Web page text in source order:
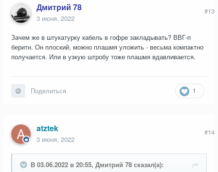
Дмитрий 78
3 июня, 2022
#13
Зачем же в штукатурку кабель в гофре закладывать? ВВГ-п
беритн. Он плоский, можно плашмя уложить - весьма компактно
получается. Или в узкую штробу тоже плашмя вдавливается.
1
Поделиться
atztek
3 июня, 2022
#14
В 03.06.2022 в 20:55, Дмитрий 78 сказал(а):